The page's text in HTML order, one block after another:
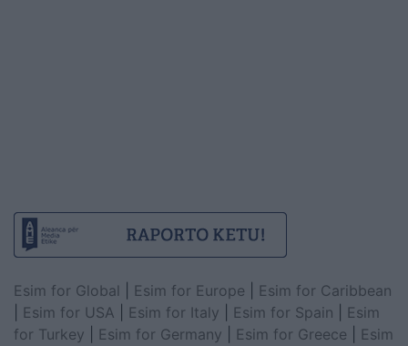
Esim for Global Esim for Europe
Esim for Caribbean
Esim for USA Esim for Italy Esim for Spain
Esim
for Turkey
Esim for Germany Esim for Greece
Esim